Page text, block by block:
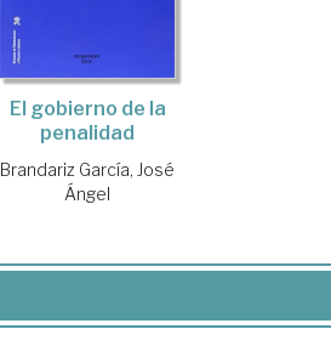
El gobierno de la
penalidad
Brandariz García, José
Ángel